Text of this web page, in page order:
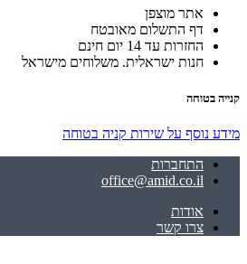
אתר מוצפן
דף התשלום מאובטח
החזרות עד 14 יום חינם
חנות ישראלית. משלוחים מישראל
קנייה בטוחה
מידע נוסף על שירות קניה בטוחה
התחברות
office@amid.co.il
אודות
צרו קשר